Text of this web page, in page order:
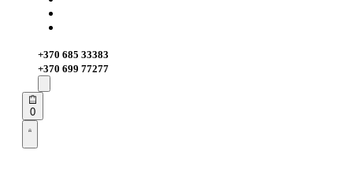
+370 685 33383
+370 699 77277
Search
0Open
cart
Open
details